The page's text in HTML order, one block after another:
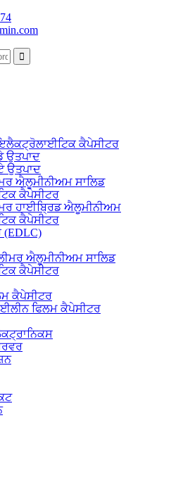
ਕੈਪੇਸੀਟਰ
ਉਤਪਾਦ
ਉਤਪਾਦ
ਐਲੂਮੀਨੀਅਮ ਸਾਲਿਡ
ਕੈਪੇਸੀਟਰ
ਹਾਈਬ੍ਰਿਡ ਐਲੂਮੀਨੀਅਮ
ਕੈਪੇਸੀਟਰ
ਐਲੂਮੀਨੀਅਮ ਸਾਲਿਡ
ਕੈਪੇਸੀਟਰ
ਕੈਪੇਸੀਟਰ
ਫਿਲਮ ਕੈਪੇਸੀਟਰ